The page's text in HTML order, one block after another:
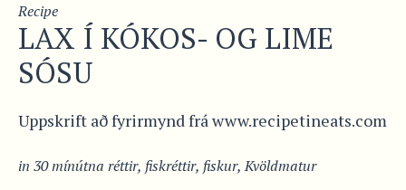
Recipe
LAX Í KÓKOS- OG LIME
SÓSU
Uppskrift að fyrirmynd frá www.recipetineats.com
in 30 mínútna réttir, fiskréttir, fiskur,Kvöldmatur